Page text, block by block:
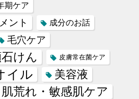
期ケア
ント 成分のお話
毛穴ケア
けん 皮膚常在菌ケア
イル 美容液
肌荒れ・敏感肌ケア